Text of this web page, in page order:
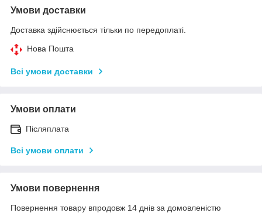
Умови доставки
Доставка здійснюється тільки по передоплаті.
Нова Пошта
Всі умови доставки
Умови оплати
Післяплата
Всі умови оплати
Умови повернення
Повернення товару впродовж 14 днів за домовленістю